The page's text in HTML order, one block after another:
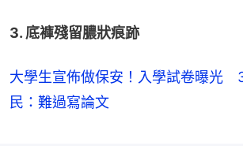
3. 底褲殘留膿狀痕跡
大學生宣佈做保安！入學試卷曝光
民：難過寫論文